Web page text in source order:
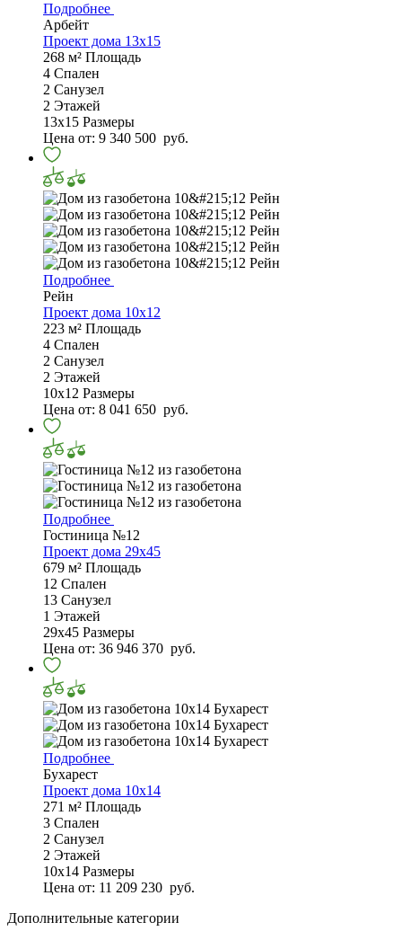
Подробнее
Арбейт
Проект дома 13х15
268 м² Площадь
4 Спален
2 Санузел
2 Этажей
13х15 Размеры
Цена от: 9 340 500 руб.
Подробнее
Рейн
Проект дома 10х12
223 м² Площадь
4 Спален
2 Санузел
2 Этажей
10х12 Размеры
Цена от: 8 041 650 руб.
Подробнее
Гостиница №12
Проект дома 29х45
679 м² Площадь
12 Спален
13 Санузел
1 Этажей
29х45 Размеры
Цена от: 36 946 370 руб.
Подробнее
Бухарест
Проект дома 10х14
271 м² Площадь
3 Спален
2 Санузел
2 Этажей
10х14 Размеры
Цена от: 11 209 230 руб.
Дополнительные категории